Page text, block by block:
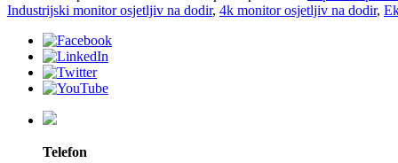
Industrijski monitor osjetljiv na dodir, 4k monitor osjetljiv na dodir,
Telefon